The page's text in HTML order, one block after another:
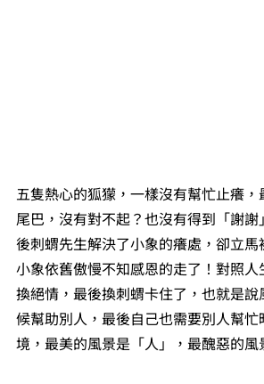
五隻熱心的狐獴，一樣沒有幫忙止癢，
尾巴，沒有對不起？也沒有得到「謝
後刺蝟先生解決了小象的癢處，卻立馬
小象依舊傲慢不知感恩的走了！對照
換絕情，最後換刺蝟卡住了，也就是
候幫助別人，最後自己也需要別人幫
境，最美的風景是「人」，最醜惡的風